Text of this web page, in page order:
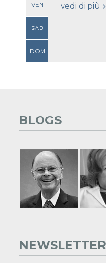
VEN
SAB
DOM
vedi di più
BLOGS
NEWSLETTER